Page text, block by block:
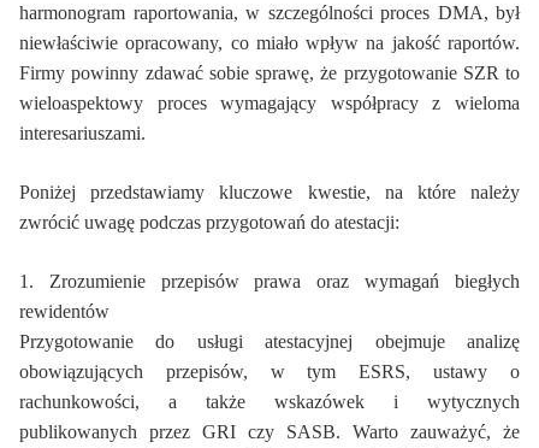
harmonogram raportowania, w szczególności proces DMA, był
niewłaściwie opracowany, co miało wpływ na jakość raportów.
Firmy powinny zdawać sobie sprawę, że przygotowanie SZR to
wieloaspektowy proces wymagający współpracy z wieloma
interesariuszami.
Poniżej przedstawiamy kluczowe kwestie, na które należy
zwrócić uwagę podczas przygotowań do atestacji:
1. Zrozumienie przepisów prawa oraz wymagań biegłych
rewidentów
Przygotowanie do usługi atestacyjnej obejmuje analizę
obowiązujących przepisów, w tym ESRS, ustawy o
rachunkowości, a także wskazówek i wytycznych
publikowanych przez GRI czy SASB. Warto zauważyć, że